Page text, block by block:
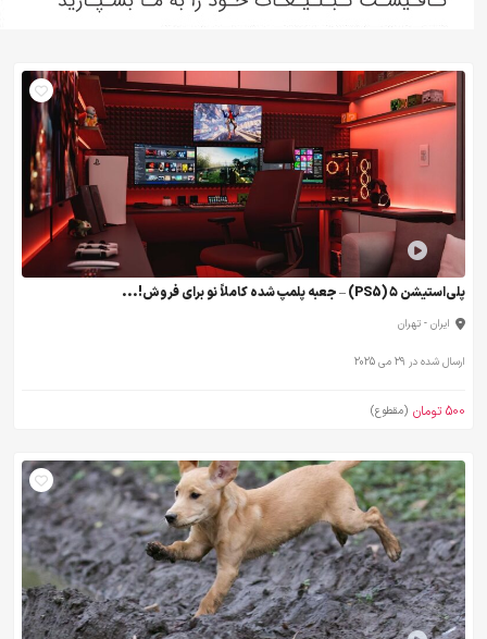
پلی‌استیشن ۵ (PS5) – جعبه پلمپ شده کاملاً نو برای فروش!...
ایران - تهران
ارسال شده در 29 می 2025
500 تومان (مقطوع)